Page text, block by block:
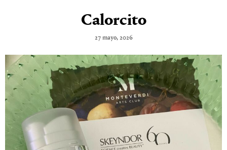
Calorcito
27 mayo, 2026